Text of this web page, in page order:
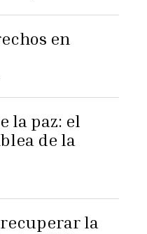
en
la paz: el
de la
la